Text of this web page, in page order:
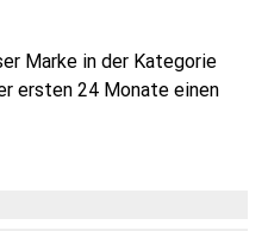
Marke in der Kategorie
ersten 24 Monate einen